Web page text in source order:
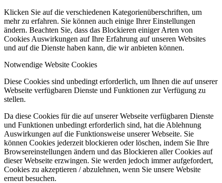
Klicken Sie auf die verschiedenen Kategorienüberschriften, um
mehr zu erfahren. Sie können auch einige Ihrer Einstellungen
ändern. Beachten Sie, dass das Blockieren einiger Arten von
Cookies Auswirkungen auf Ihre Erfahrung auf unseren Websites
und auf die Dienste haben kann, die wir anbieten können.
Notwendige Website Cookies
Diese Cookies sind unbedingt erforderlich, um Ihnen die auf unserer
Webseite verfügbaren Dienste und Funktionen zur Verfügung zu
stellen.
Da diese Cookies für die auf unserer Webseite verfügbaren Dienste
und Funktionen unbedingt erforderlich sind, hat die Ablehnung
Auswirkungen auf die Funktionsweise unserer Webseite. Sie
können Cookies jederzeit blockieren oder löschen, indem Sie Ihre
Browsereinstellungen ändern und das Blockieren aller Cookies auf
dieser Webseite erzwingen. Sie werden jedoch immer aufgefordert,
Cookies zu akzeptieren / abzulehnen, wenn Sie unsere Website
erneut besuchen.